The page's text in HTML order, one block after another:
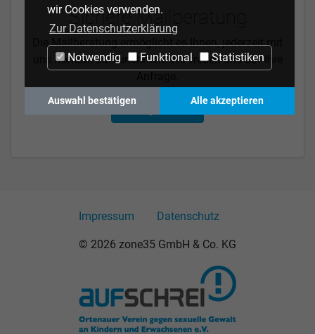
wir Cookies verwenden.
Zur Datenschutzerklärung
Notwendig Funktional Statistiken
Auswahl bestätigen Alle akzeptieren
Sichere Mailberatung
Die Mailberatung ermöglicht es Ihnen, jederzeit mit
uns Kontakt aufzunehmen. Wir freuen uns auf Ihre
Anfrage stellen
Impressum Datenschutz
© 2026 zone35 GmbH & Co. KG